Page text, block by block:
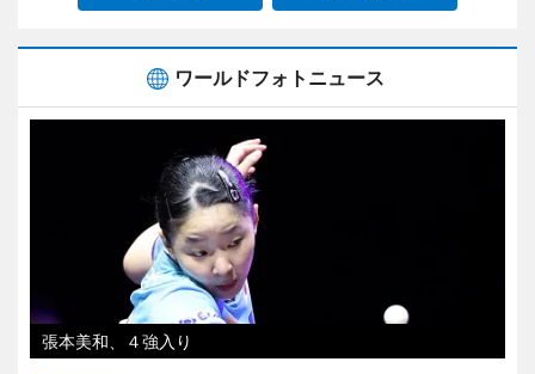
ワールドフォトニュース
張本美和、４強入り